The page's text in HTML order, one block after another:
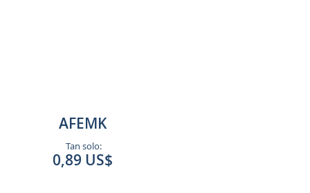
AFEMK
Tan solo:
0,89 US$